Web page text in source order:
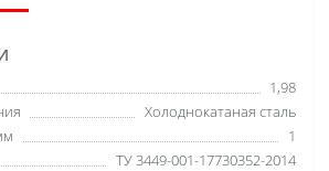
1,98
Холоднокатаная сталь
1
ТУ 3449-001-17730352-2014